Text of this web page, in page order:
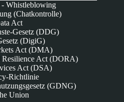
- Whistleblowing
(Chatkontrolle)
Act
Gesetz (DDG)
(DigiG)
Act (DMA)
Act (DORA)
Act (DSA)
Richtlinie
(GDNG)
Union